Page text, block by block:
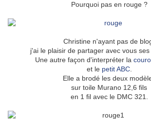
Pourquoi pas en rouge ?
Christine n'ayant pas de
j'ai le plaisir de partager avec vous ses
Une autre façon d'interpréter la
et le petit ABC.
Elle a brodé les deux
sur toile Murano 12,6 fils
en 1 fil avec le DMC 321.